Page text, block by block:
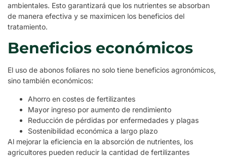
ambientales. Esto garantizará que los nutrientes se absorban
de manera efectiva y se maximicen los beneficios del
tratamiento.
Beneficios económicos
El uso de abonos foliares no solo tiene beneficios agronómicos,
sino también económicos:
Ahorro en costes de fertilizantes
Mayor ingreso por aumento de rendimiento
Reducción de pérdidas por enfermedades y plagas
Sostenibilidad económica a largo plazo
Al mejorar la eficiencia en la absorción de nutrientes, los
agricultores pueden reducir la cantidad de fertilizantes